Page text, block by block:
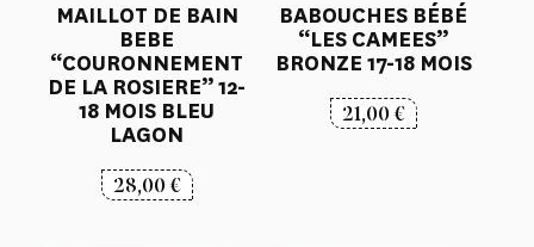
MAILLOT DE BAIN
BEBE
“COURONNEMENT
DE LA ROSIERE” 12-
18 MOIS BLEU
LAGON
28,00€
BABOUCHES BÉBÉ
“LES CAMEES”
BRONZE 17-18 MOIS
21,00€